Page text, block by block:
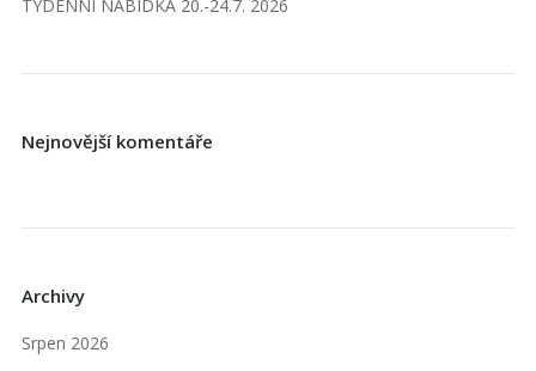
TÝDENNÍ NABÍDKA 20.-24.7. 2026
Nejnovější komentáře
Archivy
Srpen 2026